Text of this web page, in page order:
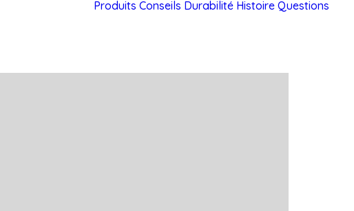
Produits Conseils Durabilité Histoire Questions